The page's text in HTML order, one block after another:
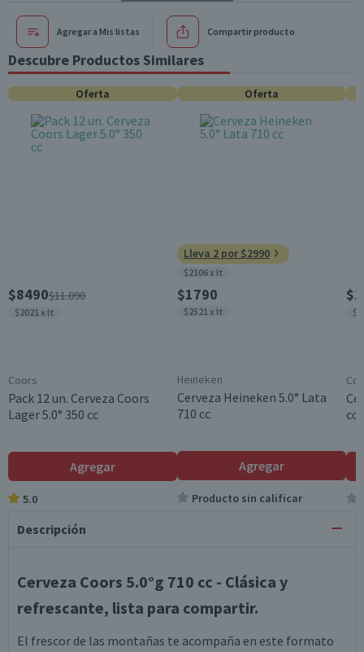
Agregar a Mis listas Compartir producto
Descubre Productos Similares
Oferta
$8490$11.090
$2021 x lt
Coors
Pack 12 un. Cerveza Coors
Lager 5.0° 350 cc
Agregar
5.0
Oferta
Lleva 2 por $2990
$2106 x lt
$1790
$2521 x lt
Heineken
Cerveza Heineken 5.0° Lata
710 cc
Agregar
Producto sin calificar
cc
Descripción
Cerveza Coors 5.0°g 710 cc - Clásica y
refrescante, lista para compartir.
El frescor de las montañas te acompaña en este formato